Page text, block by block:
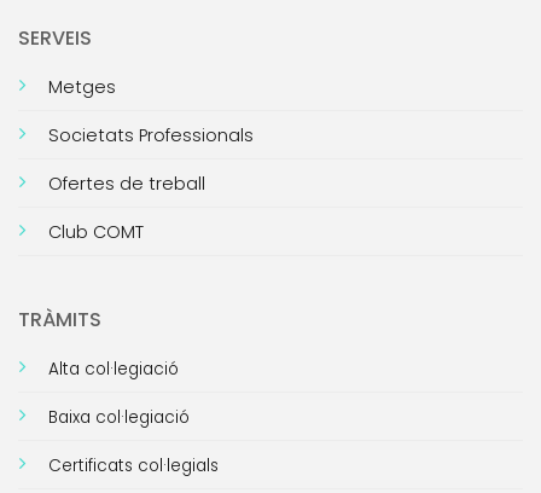
SERVEIS
Metges
Societats Professionals
Ofertes de treball
Club COMT
TRÀMITS
Alta col·legiació
Baixa col·legiació
Certificats col·legials